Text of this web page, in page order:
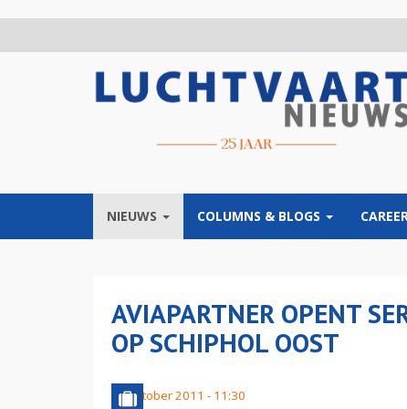
NIEUWS COLUMNS & BLOGS
AVIAPARTNER OPENT
OP SCHIPHOL OOST
23 oktober 2011 - 11:30